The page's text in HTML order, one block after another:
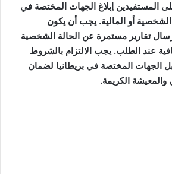
المستفيدين إبلاغ الجهات المختصة في
أو المالية. يجب أن يكون
تقارير مستمرة عن الحالة الشخصية
عند الطلب. يجب الالتزام بالشروط
الجهات المختصة في بريطانيا لضمان
والمعيشة الكريمة.